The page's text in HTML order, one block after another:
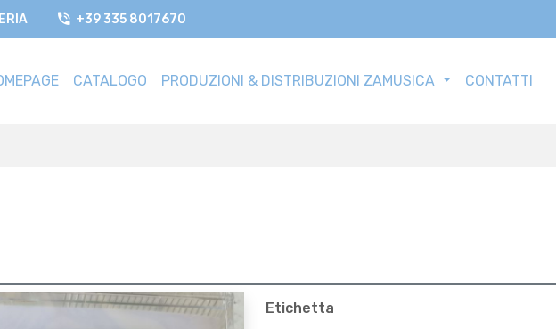
+39 335 8017670
CATALOGO PRODUZIONI & DISTRIBUZIONI ZAMUSICA CONTATTI
Etichetta